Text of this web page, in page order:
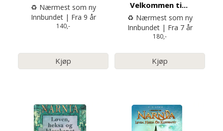
♻️ Nærmest som ny
Innbundet | Fra 9 år
140,-
Kjøp
Velkommen ti...
♻️ Nærmest som ny
Innbundet | Fra 7 år
180,-
Kjøp